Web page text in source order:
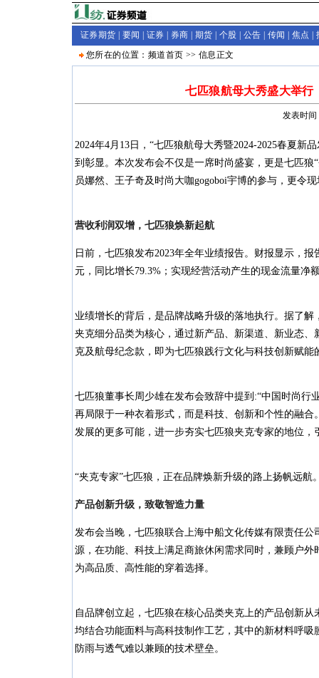
证券期货 | 要闻 证券 券商 期货 个股 公告 传闻 焦点
您所在的位置： 频道首页 >>信息正文
七匹狼航母大秀盛大举行
发表时
2024年4月13日，“七匹狼航母大秀暨2024-2025春夏
到彰显。本次发布会不仅是一席时尚盛宴，更是七匹
员娜然、王子奇及时尚大咖gogoboi宇博的参与，更令
营收利润双增，七匹狼焕新起航
日前，七匹狼发布2023年全年业绩报告。财报显示，
元，同比增长79.3%；实现经营活动产生的现金流量净
业绩增长的背后，是品牌战略升级的落地执行。据了
夹克细分品类为核心，通过新产品、新渠道、新业态
克及航母纪念款，即为七匹狼践行文化与科技创新赋能
七匹狼董事长周少雄在发布会致辞中提到:“中国时尚
再局限于一种衣着形式，而是科技、创新和个性的融
发展的更多可能，进一步夯实七匹狼夹克专家的地位，
“夹克专家”七匹狼，正在品牌焕新升级的路上扬帆远航
产品创新升级，致敬智造力量
发布会当晚，七匹狼联合上海中船文化传媒有限责任
源，在功能、科技上满足商旅休闲需求同时，兼顾户
为高品质、高性能的穿着选择。
自品牌创立起，七匹狼在核心品类夹克上的产品创新
均结合功能面料与高科技制作工艺，其中的新材料呼
防雨与透气难以兼顾的技术壁垒。